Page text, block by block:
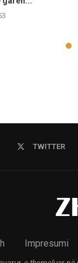
TWITTER
Impresumi